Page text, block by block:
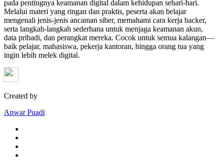
pada pentingnya keamanan digital dalam kehidupan sehari-hari.
Melalui materi yang ringan dan praktis, peserta akan belajar
mengenali jenis-jenis ancaman siber, memahami cara kerja hacker,
serta langkah-langkah sederhana untuk menjaga keamanan akun,
data pribadi, dan perangkat mereka. Cocok untuk semua kalangan—
baik pelajar, mahasiswa, pekerja kantoran, hingga orang tua yang
ingin lebih melek digital.
Created by
Anwar Puadi